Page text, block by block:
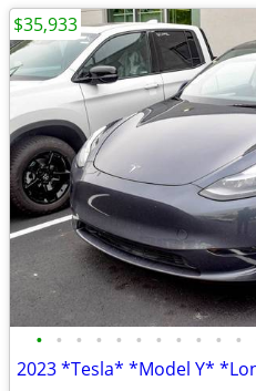
• • • • • • • • • • •
$35,933